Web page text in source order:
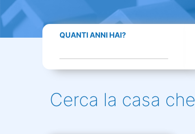
QUANTI ANNI HAI?
Cerca la casa che